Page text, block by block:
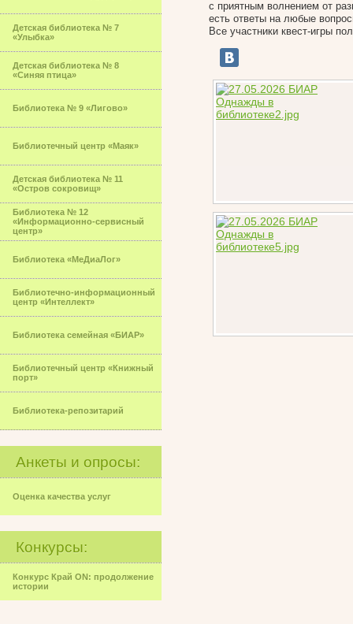
Детская библиотека № 7
«Улыбка»
Детская библиотека № 8
«Синяя птица»
Библиотека № 9 «Лигово»
Библиотечный центр «Маяк»
Детская библиотека № 11
«Остров сокровищ»
Библиотека № 12
«Информационно-сервисный
центр»
Библиотека «МеДиаЛог»
Библиотечно-информационный
центр «Интеллект»
Библиотека семейная «БИАР»
Библиотечный центр «Книжный
порт»
Библиотека-репозитарий
Анкеты и опросы:
Оценка качества услуг
Конкурсы:
Конкурс Край ON: продолжение
истории
с приятным волнением от
есть ответы на любые
Все участники квест-игры